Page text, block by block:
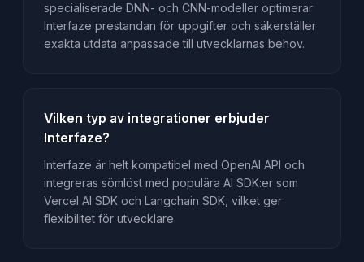
specialiserade DNN- och CNN-modeller optimerar
Interfaze prestandan för uppgifter och säkerställer
exakta utdata anpassade till utvecklarnas behov.
Vilken typ av integrationer erbjuder
Interfaze?
Interfaze är helt kompatibel med OpenAI API och
integreras sömlöst med populära AI SDK:er som
Vercel AI SDK och Langchain SDK, vilket ger
flexibilitet för utvecklare.